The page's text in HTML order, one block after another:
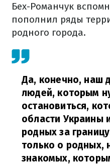
Бех-Романчук
пополнил ряды
родного города.
Да, конечно, наш
людей, которым
остановиться,
области Украины
родных за
только о родных,
знакомых,